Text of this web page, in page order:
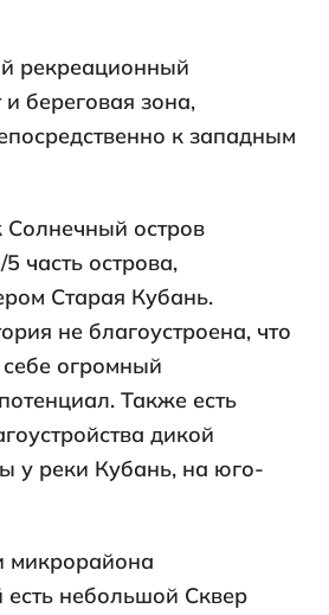
рекреационный
береговая зона,
к западным
Солнечный остров
часть острова,
Старая Кубань.
не благоустроена, что
огромный
Также есть
дикой
у реки Кубань, на юго-
микрорайона
есть небольшой Сквер